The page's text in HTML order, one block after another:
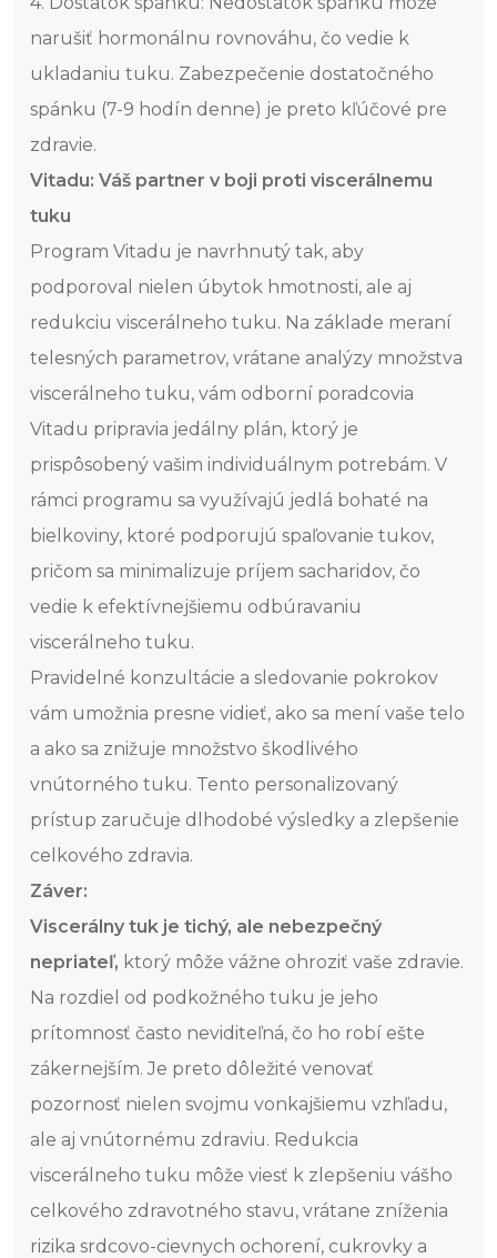
narušiť hormonálnu rovnováhu, čo vedie k
ukladaniu tuku. Zabezpečenie dostatočného
spánku (7-9 hodín denne) je preto kľúčové pre
zdravie.
Vitadu: Váš partner v boji proti viscerálnemu
tuku
Program Vitadu je navrhnutý tak, aby
podporoval nielen úbytok hmotnosti, ale aj
redukciu viscerálneho tuku. Na základe meraní
telesných parametrov, vrátane analýzy množstva
viscerálneho tuku, vám odborní poradcovia
Vitadu pripravia jedálny plán, ktorý je
prispôsobený vašim individuálnym potrebám. V
rámci programu sa využívajú jedlá bohaté na
bielkoviny, ktoré podporujú spaľovanie tukov,
pričom sa minimalizuje príjem sacharidov, čo
vedie k efektívnejšiemu odbúravaniu
viscerálneho tuku.
Pravidelné konzultácie a sledovanie pokrokov
vám umožnia presne vidieť, ako sa mení vaše telo
a ako sa znižuje množstvo škodlivého
vnútorného tuku. Tento personalizovaný
prístup zaručuje dlhodobé výsledky a zlepšenie
celkového zdravia.
Záver:
Viscerálny tuk je tichý, ale nebezpečný
nepriateľ, ktorý môže vážne ohroziť vaše zdravie.
Na rozdiel od podkožného tuku je jeho
prítomnosť často neviditeľná, čo ho robí ešte
zákernejším. Je preto dôležité venovať
pozornosť nielen svojmu vonkajšiemu vzhľadu,
ale aj vnútornému zdraviu. Redukcia
viscerálneho tuku môže viesť k zlepšeniu vášho
celkového zdravotného stavu, vrátane zníženia
rizika srdcovo-cievnych ochorení, cukrovky a